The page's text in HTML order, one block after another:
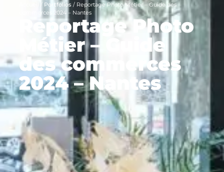
/ Portfolios / Reportage Photo Métier – Guide des
commerces 2024 – Nantes
Reportage Photo
Métier – Guide
des commerces
2024 – Nantes